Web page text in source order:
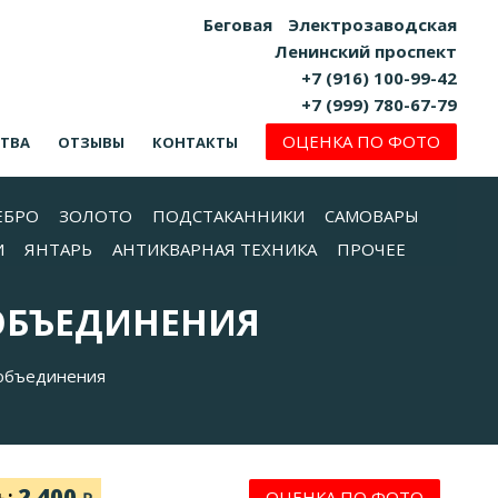
Беговая
Электрозаводская
Ленинский проспект
+7 (916) 100-99-42
+7 (999) 780-67-79
ОТЗЫВЫ КОНТАКТЫ ОЦЕНКА ПО ФОТО
ЗОЛОТО ПОДСТАКАННИКИ
САМОВАРЫ
ЯНТАРЬ АНТИКВАРНАЯ ТЕХНИКА ПРОЧЕЕ